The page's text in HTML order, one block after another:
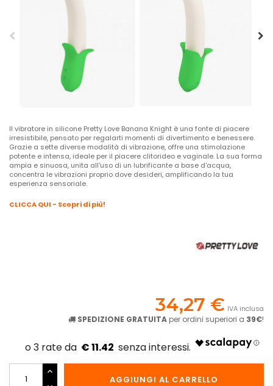
Il vibratore in silicone Pretty Love Banana Knight è una fonte di piacere
irresistibile, pensato per regalarti momenti di divertimento e benessere.
Grazie a sette diverse modalità di vibrazione, offre una stimolazione
potente e intensa, ideale per il piacere clitorideo e vaginale. La sua forma
ampia e sinuosa, unita all'uso di un lubrificante a base d'acqua,
concentra le vibrazioni proprio dove desideri, amplificando la tua
esperienza sensoriale.
CLICCA QUI - Scopri di più!
34,27 € IVA inclusa
SPEDIZIONE GRATUITA per ordini superiori a 39€!
€ 11.42
AGGIUNGI AL CARRELLO